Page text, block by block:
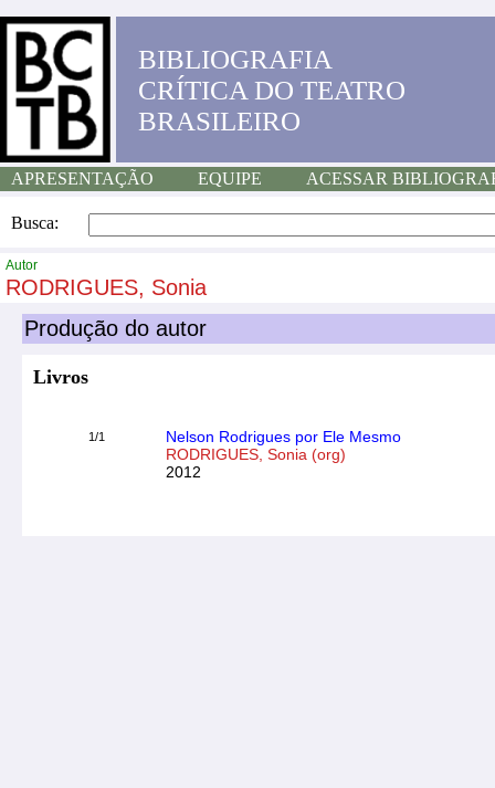
BIBLIOGRAFIA
CRÍTICA DO TEATRO
BRASILEIRO
APRESENTAÇÃO EQUIPE ACESSAR
Busca:
Autor
RODRIGUES, Sonia
Produção do autor
Livros
1/1
Nelson Rodrigues por Ele Mesmo
RODRIGUES, Sonia (org)
2012